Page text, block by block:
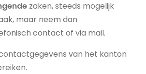
zaken, steeds mogelijk
maar neem dan
contact of via mail.
van het kanton